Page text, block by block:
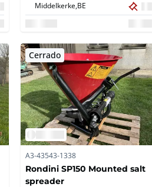
Middelkerke,BE
Cerrado
A3-43543-1338
Rondini SP150 Mounted salt
spreader